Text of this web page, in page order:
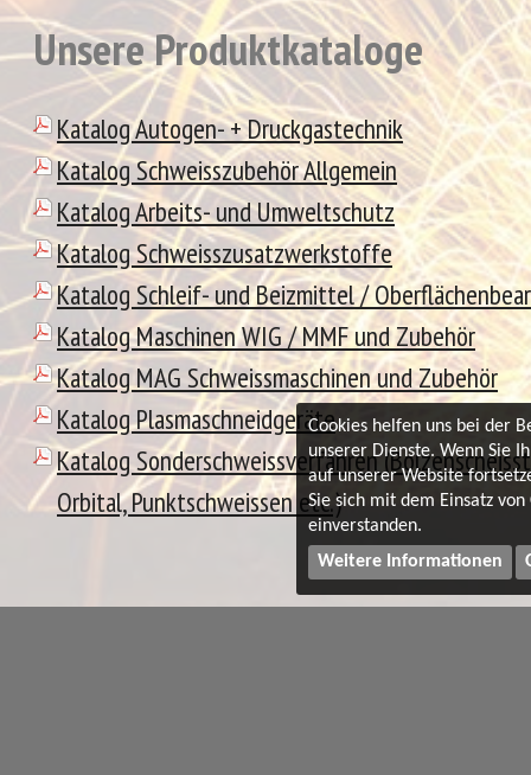
Unsere Produktkataloge
Katalog Autogen- + Druckgastechnik
Katalog Schweisszubehör Allgemein
Katalog Arbeits- und Umweltschutz
Katalog Schweisszusatzwerkstoffe
Katalog Schleif- und Beizmittel /
Katalog Maschinen WIG / MMF und Zubehör
Katalog MAG Schweissmaschinen und Zubehör
Katalog Plasmaschneidgeräte
Katalog Sonderschweissverfahren
Orbital, Punktschweissen etc.)
Cookies helfen uns bei der
unserer Dienste. Wenn Sie
auf unserer Website
Sie sich mit dem Einsatz von
einverstanden.
Weitere Informationen